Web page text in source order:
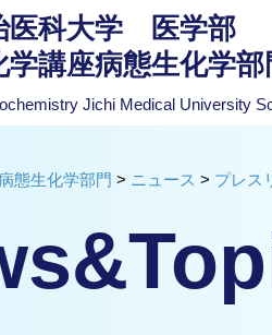
医科大学 医学部
学講座病態生化学部
Jichi Medical University
態生化学部門 > ニュース > プレス